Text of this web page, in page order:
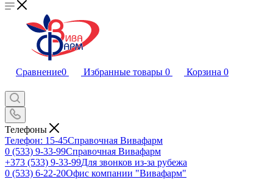
Сравнение0 Избранные товары 0 Корзина 0
Телефоны
Телефон: 15-45Справочная Вивафарм
0 (533) 9-33-99Справочная Вивафарм
+373 (533) 9-33-99Для звонков из-за рубежа
0 (533) 6-22-20Офис компании "Вивафарм"